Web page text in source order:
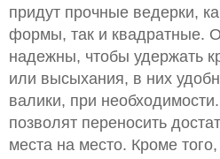
придут прочные ведерки,
формы, так и квадратные.
надежны, чтобы удержать
или высыхания, в них
валики, при
позволят переносить
места на место. Кроме